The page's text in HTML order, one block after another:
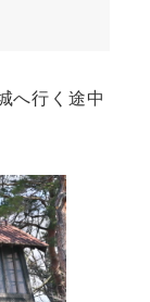
へ行く途中